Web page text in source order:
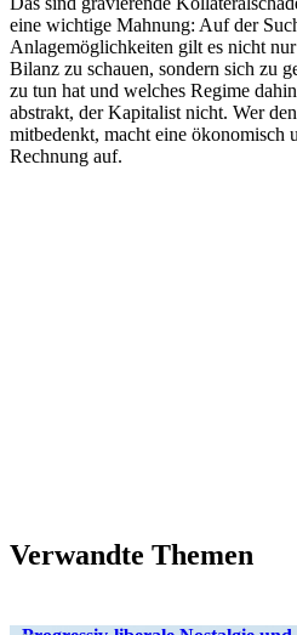
eine wichtige Mahnung: Auf der
Anlage­mög­lich­keiten gilt es nicht
Bilanz zu schauen, sondern sich zu
zu tun hat und welches Regime
abstrakt, der Kapitalist nicht. Wer
mitbe­denkt, macht eine ökono­misch
Rechnung auf.
Verwandte Themen